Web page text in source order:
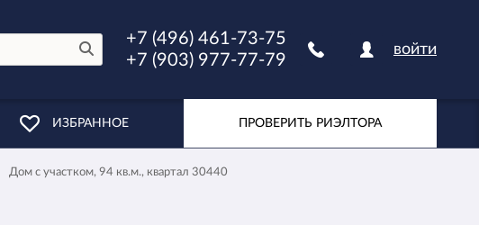
+7 (496) 461-73-75
+7 (903) 977-77-79
войти
ИЗБРАННОЕ ПРОВЕРИТЬ РИЭЛТОРА
Дом с участком, 94 кв.м., квартал 30440